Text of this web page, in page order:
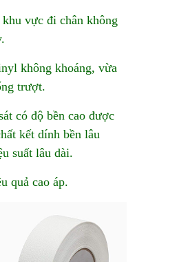
vực đi chân không
không khoáng, vừa
trượt.
có độ bền cao được
kết dính bền lâu
suất lâu dài.
quả cao áp.